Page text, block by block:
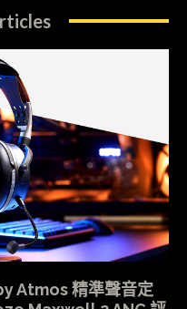
Atmos 精準聲音定